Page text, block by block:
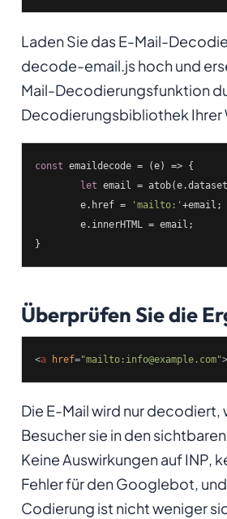
Laden Sie das E-Mail-
decode-email.js hoch und
Mail-Decodierungsfunktion
Decodierungsbibliothek Ihrer
const emaildecode = (e) => {
let email =
	e.href =
'mailto:' +email;
Überprüfen Sie die
<a href="mailto:info@example.com">
Die E-Mail wird nur decodiert,
Besucher sie in den
Keine Auswirkungen auf INP,
Fehler für den Googlebot,
Codierung ist nicht weniger